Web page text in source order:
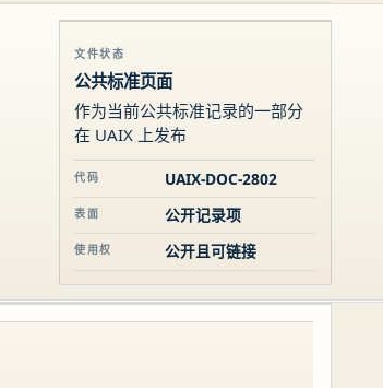
文件状态
公共标准页面
作为当前公共标准记录的一部分
在 UAIX 上发布
代码 UAIX-DOC-2802
表面 公开记录项
使用权 公开且可链接